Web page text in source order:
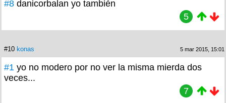
#8 danicorbalan yo también
5
#10 konas 5 mar 2015, 15:01
#1 yo no modero por no ver la misma mierda dos
veces...
7